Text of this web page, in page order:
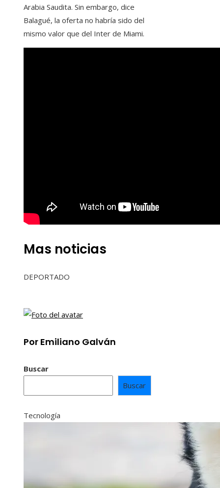
Arabia Saudita. Sin embargo, dice
Balagué, la oferta no habría sido del
mismo valor que del Inter de Miami.
Mas noticias
DEPORTADO
Por Emiliano Galván
Buscar
Buscar
Tecnología